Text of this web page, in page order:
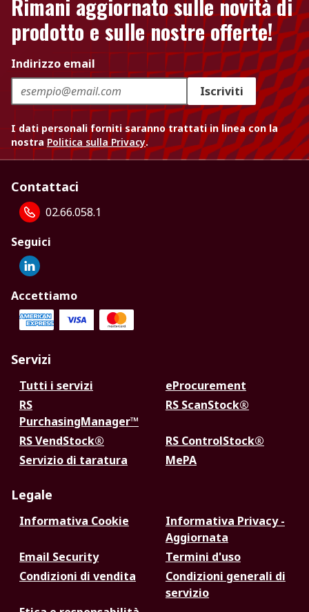
Rimani aggiornato sulle novità di
prodotto e sulle nostre offerte!
Indirizzo email
Iscriviti
I dati personali forniti saranno trattati in linea con la
nostra Politica sulla Privacy.
Contattaci
02.66.058.1
Seguici
Accettiamo
Servizi
Tutti i servizi
eProcurement
RS
PurchasingManager™
RS ScanStock®
RS VendStock®
RS ControlStock®
Servizio di taratura
MePA
Legale
Informativa Cookie
Informativa Privacy -
Aggiornata
Email Security
Termini d'uso
Condizioni di vendita
Condizioni generali di
servizio